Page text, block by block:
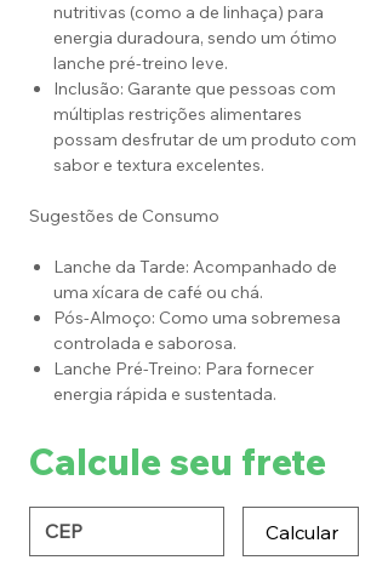
nutritivas (como a de linhaça) para
energia duradoura, sendo um ótimo
lanche pré-treino leve.
Inclusão: Garante que pessoas com
múltiplas restrições alimentares
possam desfrutar de um produto com
sabor e textura excelentes.
Sugestões de Consumo
Lanche da Tarde: Acompanhado de
uma xícara de café ou chá.
Pós-Almoço: Como uma sobremesa
controlada e saborosa.
Lanche Pré-Treino: Para fornecer
energia rápida e sustentada.
Calcule seu frete
Calcular